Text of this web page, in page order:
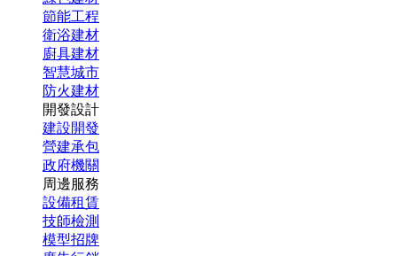
節能工程
衛浴建材
廚具建材
智慧城市
防火建材
開發設計
建設開發
營建承包
政府機關
周邊服務
設備租賃
技師檢測
模型招牌